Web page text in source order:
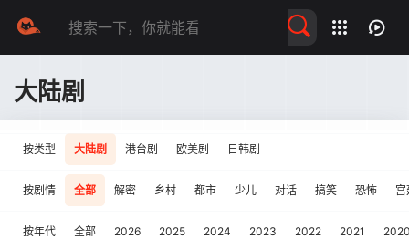
大陆剧
按类型 大陆剧 港台剧 欧美剧 日韩剧
按剧情 全部 解密 乡村 都市 少儿 对话 搞笑 恐怖 宫
按年代 全部 2026 2025 2024 2023 2022 2021